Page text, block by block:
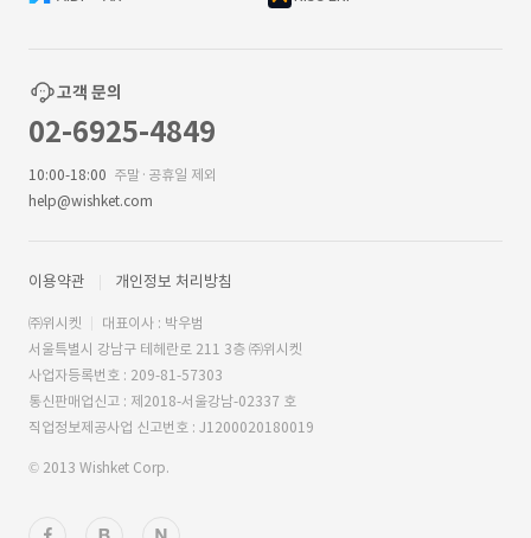
고객 문의
02-6925-4849
10:00-18:00 주말·공휴일 제외
help@wishket.com
이용약관 개인정보 처리방침
㈜위시켓
대표이사 : 박우범
서울특별시 강남구 테헤란로 211 3층 ㈜위시켓
사업자등록번호 : 209-81-57303
통신판매업신고 : 제2018-서울강남-02337 호
직업정보제공사업 신고번호 : J1200020180019
© 2013 Wishket Corp.